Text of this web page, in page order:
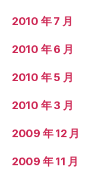
2010 年 7 月
2010 年 6 月
2010 年 5 月
2010 年 3 月
2009 年 12 月
2009 年 11 月